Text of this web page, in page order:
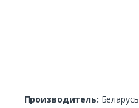
Производитель: Беларусь